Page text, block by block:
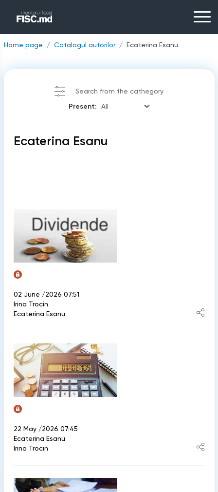
Home page Catalogul autorilor Ecaterina Esanu
Search from the cathegory
Present:
Ecaterina Esanu
02 June /2026 07:51
Irina Trocin
Ecaterina Esanu
22 May /2026 07:45
Ecaterina Esanu
Irina Trocin